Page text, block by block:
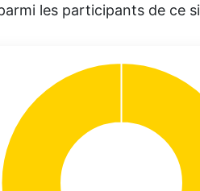
les participants de ce